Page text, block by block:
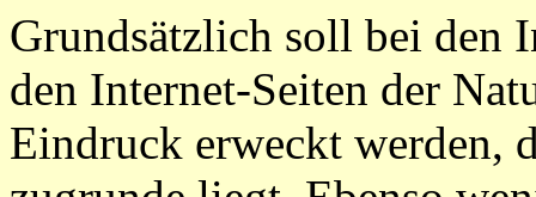
Grundsätzlich soll bei den
den Internet-Seiten der
Eindruck erweckt werden,